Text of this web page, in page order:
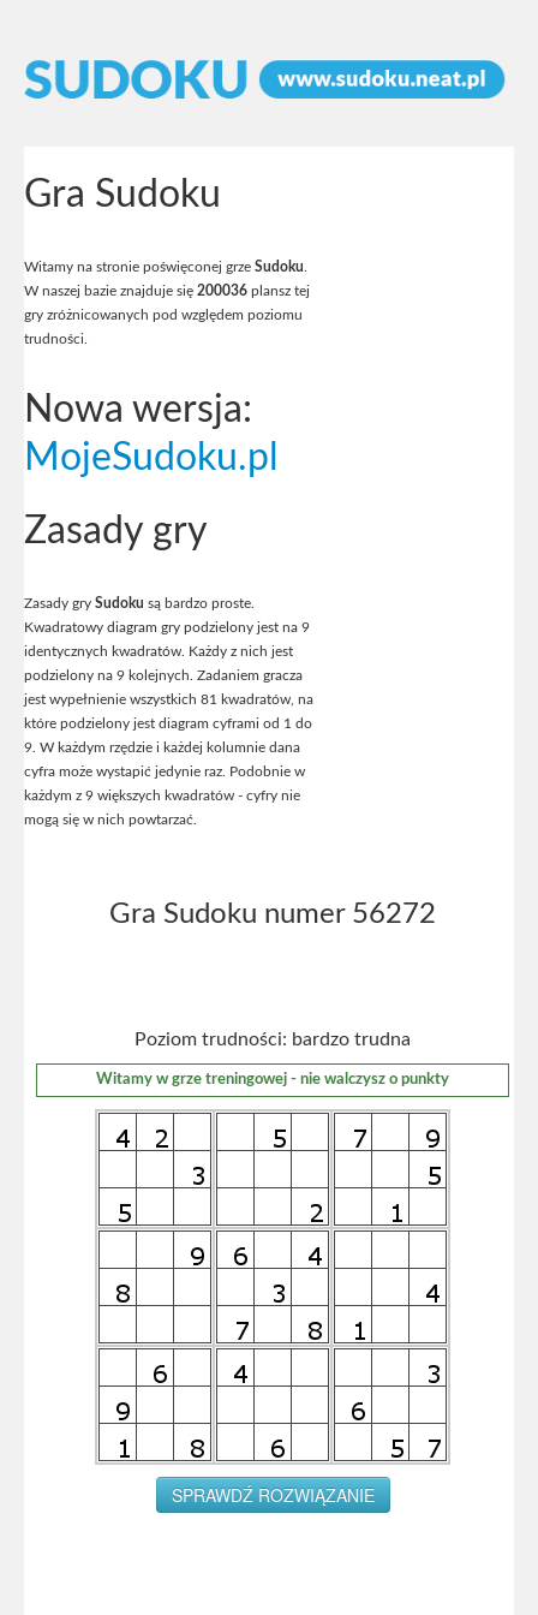
Gra Sudoku
Witamy na stronie poświęconej grze Sudoku
W naszej bazie znajduje się 200036 plansz tej
gry zróżnicowanych pod względem poziomu
trudności.
Nowa wersja:
MojeSudoku.pl
Zasady gry
Zasady gry Sudoku są bardzo proste.
Kwadratowy diagram gry podzielony jest na 9
identycznych kwadratów. Każdy z nich jest
podzielony na 9 kolejnych. Zadaniem gracza
jest wypełnienie wszystkich 81 kwadratów, na
które podzielony jest diagram cyframi od 1 do
9. W każdym rzędzie i każdej kolumnie dana
cyfra może wystapić jedynie raz. Podobnie w
każdym z 9 większych kwadratów - cyfry nie
mogą się w nich powtarzać.
Gra Sudoku numer 56272
Poziom trudności: bardzo trudna
Witamy w grze treningowej - nie walczysz o punkty